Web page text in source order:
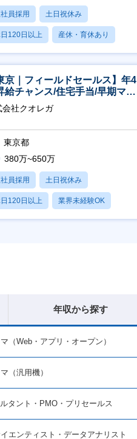
員採用 土日祝休み
120日以上 産休・育休あり
あり
京｜フィールドセールス】年4
給チャンス/住宅手当/早期マネ
ント機会あり！
会社クオレガ
東京都
380万~650万
員採用 土日祝休み
120日以上 業界未経験OK
・育休あり
年収から探す
（Web・アプリ・オープン）
（汎用機）
タント・PMO・プリセールス
エンティスト・データアナリスト